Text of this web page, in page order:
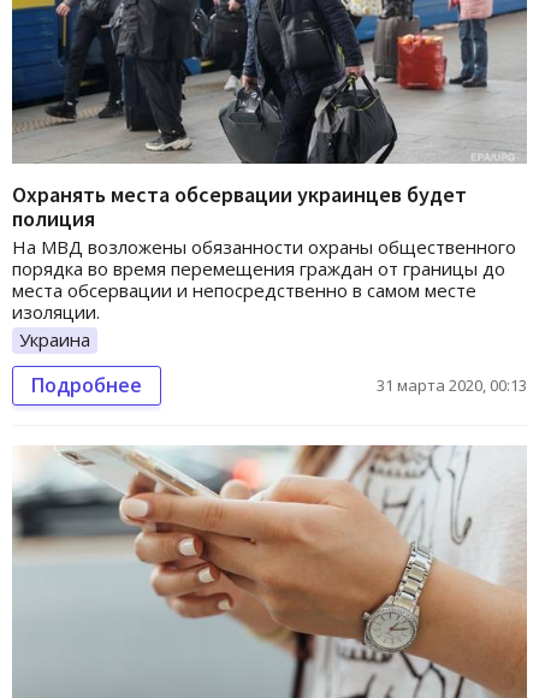
Охранять места обсервации украинцев будет
полиция
На МВД возложены обязанности охраны общественного
порядка во время перемещения граждан от границы до
места обсервации и непосредственно в самом месте
изоляции.
Украина
Подробнее 31 марта 2020, 00:13